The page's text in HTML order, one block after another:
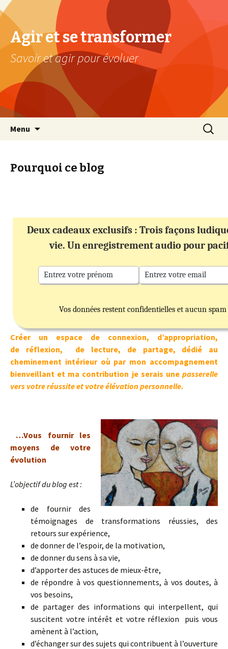
Agir et se transformer
Savoir et agir pour évoluer
Menu
Pourquoi ce blog
Deux cadeaux exclusifs : Trois façons
vie. Un enregistrement audio pour
Vos données restent confidentielles et aucun
Créer un espace de connexion, d’appropriation,
de réflexion, de lecture, de partage, dédié au
cheminement intérieur où par mon accompagnement
bienveillant et ma contribution je serais une passerelle
vers votre réussite et votre élévation personnelle.
…Vous fournir les
moyens de votre
évolution
L’objectif du blog est :
de fournir des
témoignages de transformations réussies, des
retours sur expérience,
de donner de l’espoir, de la motivation,
de donner du sens à sa vie,
d’apporter des astuces de mieux-être,
de répondre à vos questionnements, à vos doutes, à
vos besoins,
de partager des informations qui interpellent, qui
suscitent votre intérêt et votre réflexion puis vous
amènent à l’action,
d’échanger sur des sujets qui contribuent à l’ouverture